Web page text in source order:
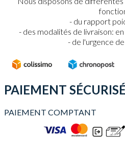
du rapport
des modalités de livraison:
de l'urgence
PAIEMENT SÉCURISÉ
PAIEMENT COMPTANT